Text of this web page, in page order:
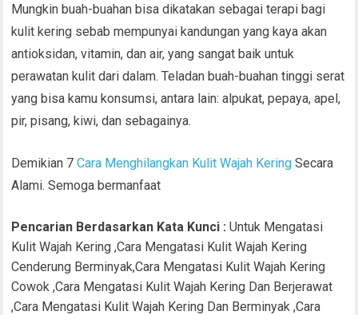
Mungkin buah-buahan bisa dikatakan sebagai terapi bagi
kulit kering sebab mempunyai kandungan yang kaya akan
antioksidan, vitamin, dan air, yang sangat baik untuk
perawatan kulit dari dalam. Teladan buah-buahan tinggi serat
yang bisa kamu konsumsi, antara lain: alpukat, pepaya, apel,
pir, pisang, kiwi, dan sebagainya.
Demikian 7Cara Menghilangkan Kulit Wajah Kering Secara
Alami. Semoga bermanfaat
Pencarian Berdasarkan Kata Kunci :Untuk Mengatasi
Kulit Wajah Kering ,Cara Mengatasi Kulit Wajah Kering
Cenderung Berminyak,Cara Mengatasi Kulit Wajah Kering
Cowok ,Cara Mengatasi Kulit Wajah Kering Dan Berjerawat
,Cara Mengatasi Kulit Wajah Kering Dan Berminyak ,Cara